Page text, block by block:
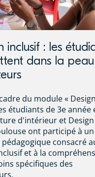
inclusif : les
dans la
du module «
étudiants de 3e année
d'intérieur et
ont participé à un
pédagogique consacré
et à la
spécifiques des